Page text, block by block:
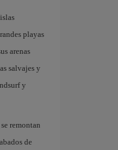
playas
arenas
salvajes y
y
remontan
de